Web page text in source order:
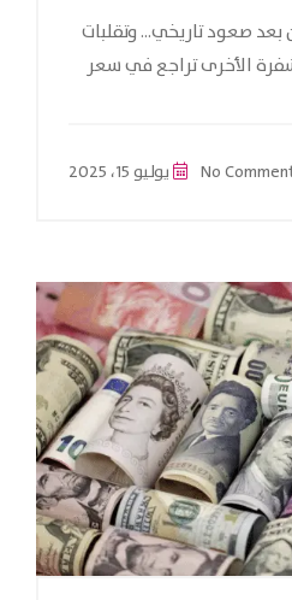
بعد صعود تاريخي… وتقلبات
الأخرى تراجع في سعر
يوليو 15، 2025